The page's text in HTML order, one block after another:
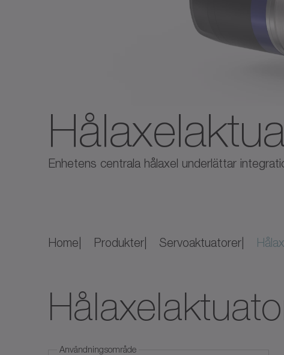
Enhetens centrala hålaxel underlättar
Home Produkter Servoaktuatorer
Användningsområde